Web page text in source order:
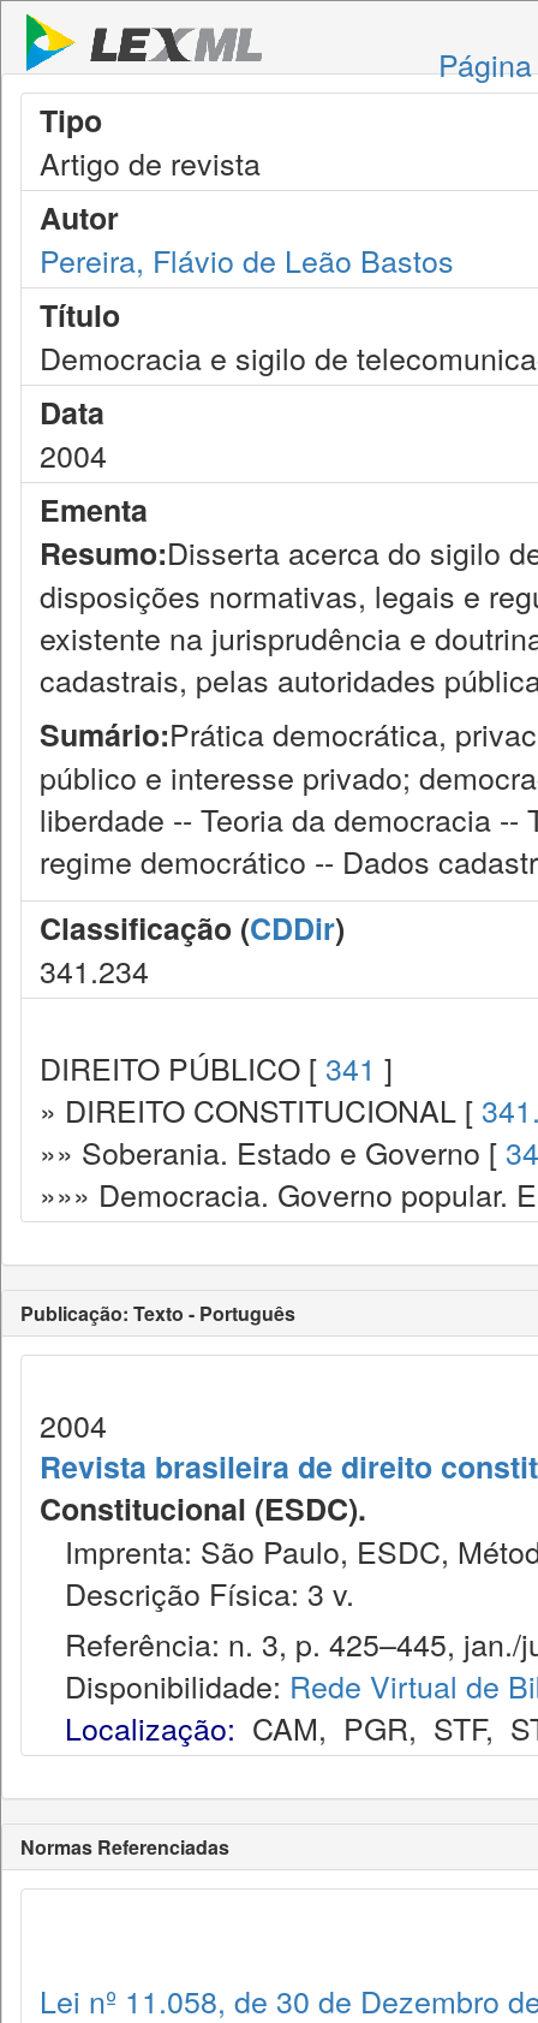
Tipo
Artigo de revista
Autor
Pereira, Flávio de Leão Bastos
Título
Democracia e sigilo de
Data
2004
Ementa
Resumo:Disserta acerca do sigilo
disposições normativas, legais e
existente na jurisprudência e
cadastrais, pelas autoridades
Sumário:Prática democrática,
público e interesse privado;
liberdade -- Teoria da democracia
regime democrático -- Dados
Classificação (CDDir)
341.234
DIREITO PÚBLICO [ 341 ]
» DIREITO CONSTITUCIONAL [
»» Soberania. Estado e Governo [
»»» Democracia. Governo popular.
Publicação: Texto - Português
2004
Revista brasileira de direito
Constitucional (ESDC).
Imprenta: São Paulo, ESDC,
Descrição Física: 3 v.
Referência: n. 3, p. 425–445, jan./
Disponibilidade: Rede Virtual de
Localização: CAM, PGR, STF,
Normas Referenciadas
Lei nº 11.058, de 30 de Dezembro